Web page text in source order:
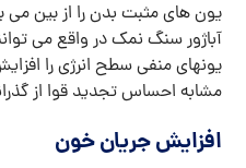
یون های مثبت بدن را از بین می
آباژور سنگ نمک در واقع می
یونهای منفی سطح انرژی را
مشابه احساس تجدید قوا از
افزایش جریان خون